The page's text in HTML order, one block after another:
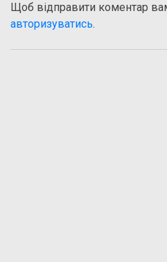
Щоб відправити коментар
авторизуватись.